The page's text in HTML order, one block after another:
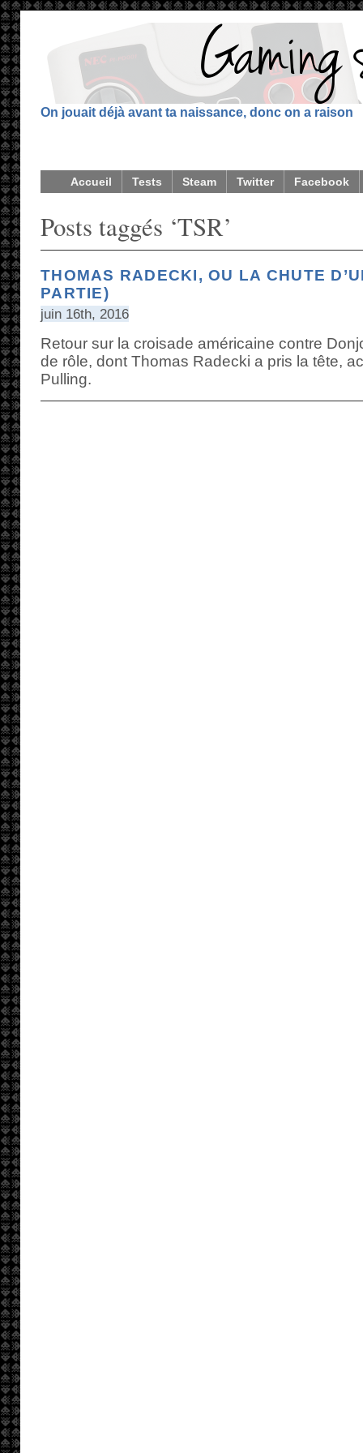
On jouait déjà avant ta naissance, donc on a raison
Accueil Tests Steam Twitter Facebook
Posts taggés ‘TSR’
THOMAS RADECKI, OU LA CHUTE
PARTIE)
juin 16th, 2016
Retour sur la croisade américaine contre
de rôle, dont Thomas Radecki a pris la tête,
Pulling.